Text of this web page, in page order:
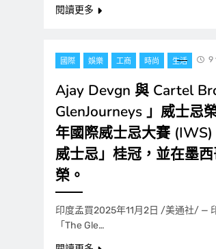
閱讀更多
國際 娛樂 工商 時尚 生活 9
Ajay Devgn 與 Cartel
GlenJourneys 」威士忌
年國際威士忌大賽
威士忌」桂冠，並在墨
榮。
印度孟買2025年11月2日 /美通社/ —
「The Gle…